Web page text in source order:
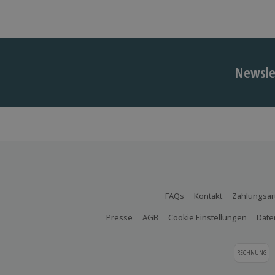
FAQs Kontakt
Presse
AGB Cookie Einstellungen
RECHNUNG